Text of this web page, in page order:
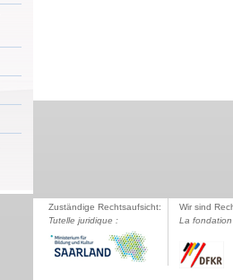
Zuständige Rechtsaufsicht:
Tutelle juridique :
Wir sind
La